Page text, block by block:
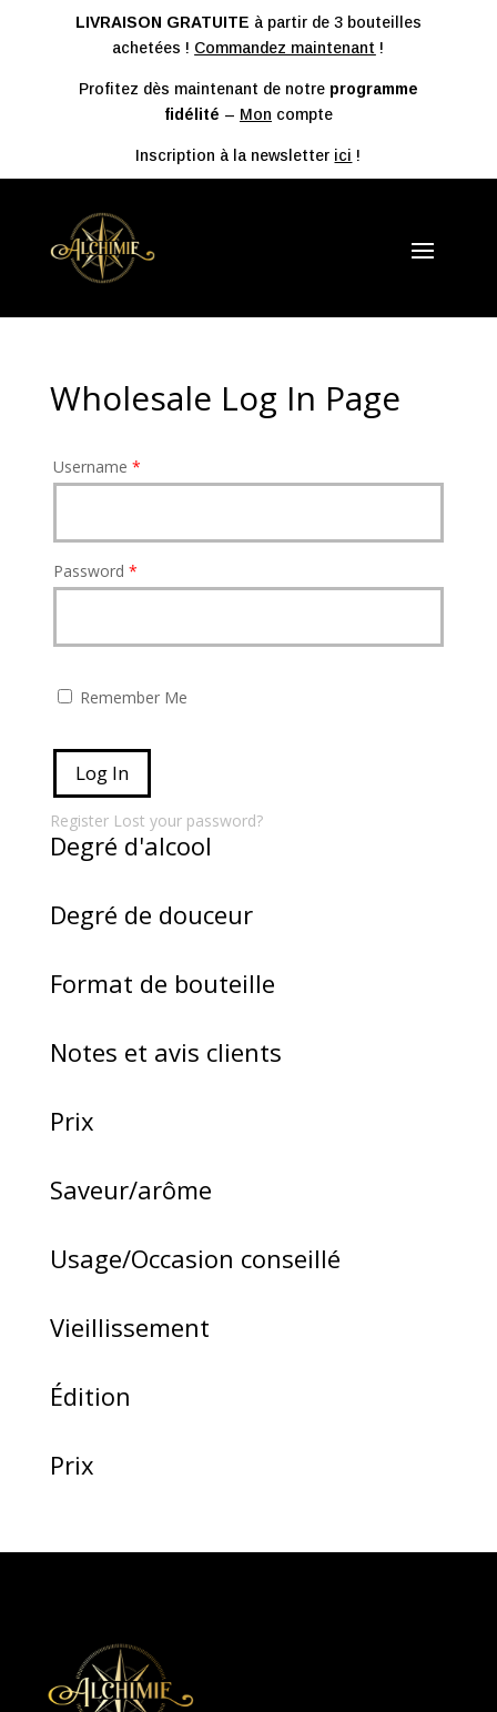
LIVRAISON GRATUITE à partir de 3 bouteilles
achetées ! Commandez maintenant !
Profitez dès maintenant de notre programme
fidélité – Mon compte
Inscription à la newsletter ici !
Wholesale Log In Page
Username *
Password *
Remember Me
Register Lost your password?
Degré d'alcool
Degré de douceur
Format de bouteille
Notes et avis clients
Prix
Saveur/arôme
Usage/Occasion conseillé
Vieillissement
Édition
Prix